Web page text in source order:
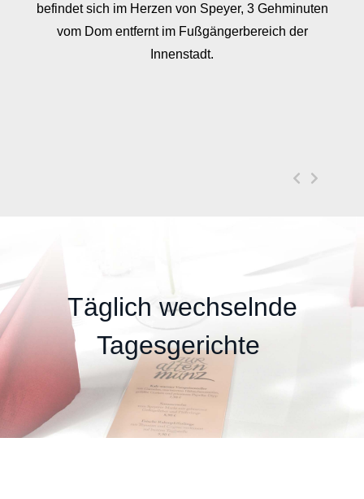
befindet sich im Herzen von Speyer, 3 Gehminuten
vom Dom entfernt im Fußgängerbereich der
Innenstadt.
Täglich wechselnde
Tagesgerichte